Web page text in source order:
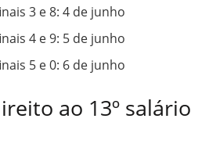
3 e 8: 4 de junho
4 e 9: 5 de junho
5 e 0: 6 de junho
ao 13º salário